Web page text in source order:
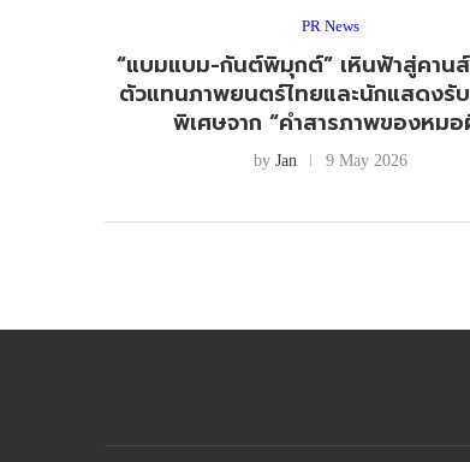
PR News
“แบมแบม-กันต์พิมุกต์” เหินฟ้าสู่คานส์
ตัวแทนภาพยนตร์ไทยและนักแสดงรั
พิเศษจาก “คำสารภาพของหมอ
by Jan 9 May 2026